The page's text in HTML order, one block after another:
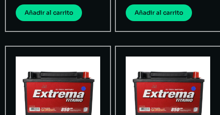
Añadir al carrito Añadir al carrito